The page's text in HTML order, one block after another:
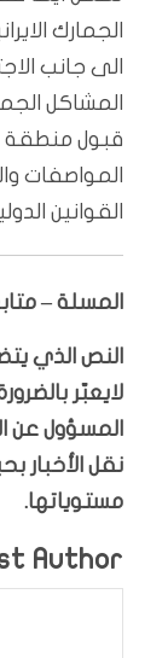
الجمارك
الى جانب
المشاكل
قبول منطقة
المواصفات
القوانين
المسلة –
النص الذي
لايعبّر
المسؤول
نقل الأخبار
مستوياتها.
Author